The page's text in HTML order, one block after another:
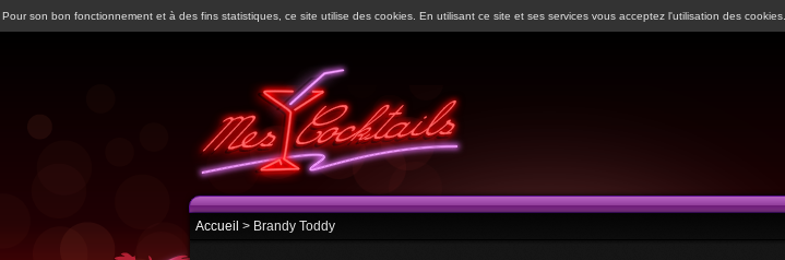
Pour son bon fonctionnement et à des fins statistiques, ce site utilise des cookies. En utilisant ce site et ses services vous acceptez l'utilisation des cookies.
Accueil > Brandy Toddy